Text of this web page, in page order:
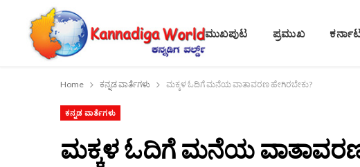
ಮುಖಪುಟ ಪ್ರಮುಖ
Home ಕನ್ನಡ ವಾರ್ತೆಗಳು ಮಕ್ಕಳ ಓದಿಗೆ ಮನೆಯ ವಾತಾವರಣ ಹೇಗಿರಬೇಕು?
ಕನ್ನಡ ವಾರ್ತೆಗಳು
ಮಕ್ಕಳ ಓದಿಗೆ ಮನೆಯ ವಾತಾವರಣ